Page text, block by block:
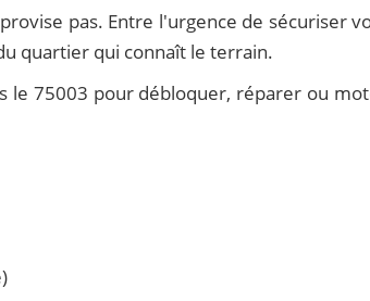
pas. Entre l'urgence de sécuriser
quartier qui connaît le terrain.
75003 pour débloquer, réparer ou